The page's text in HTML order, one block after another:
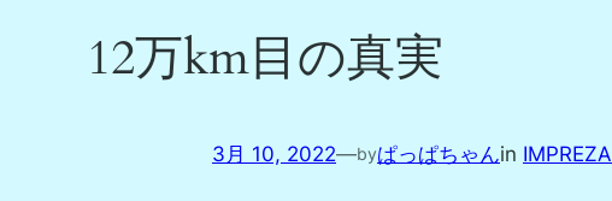
12万km目の真実
3月 10, 2022—byぱっぱちゃんin IMPREZA